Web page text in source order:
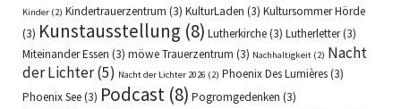
Kinder (2) Kindertrauerzentrum (3) KulturLaden (3) Kultursommer Hörde
(3) Kunstausstellung (8) Lutherkirche(3) Lutherletter(3)
Miteinander Essen (3) möwe Trauerzentrum (3) Nachhaltigkeit (2) Nacht
der Lichter(5) Nacht der Lichter 2026 (2) Phoenix Des Lumières(3)
Phoenix See(3) Podcast (8) Pogromgedenken (3)